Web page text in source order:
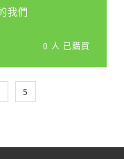
我們
0 人 已購買
5